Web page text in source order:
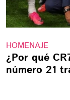
HOMENAJE
¿Por qué
número 21